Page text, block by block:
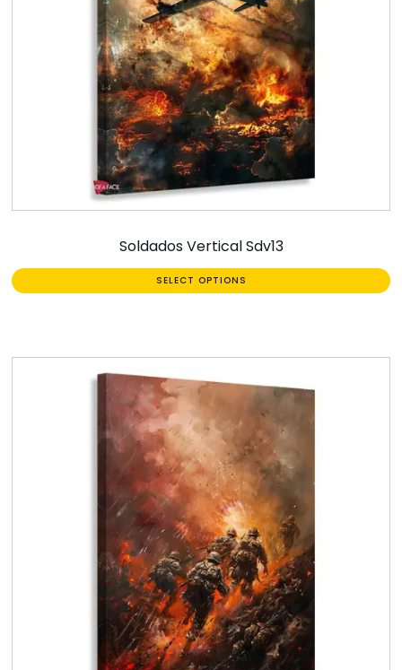
Soldados Vertical Sdv13
SELECT OPTIONS